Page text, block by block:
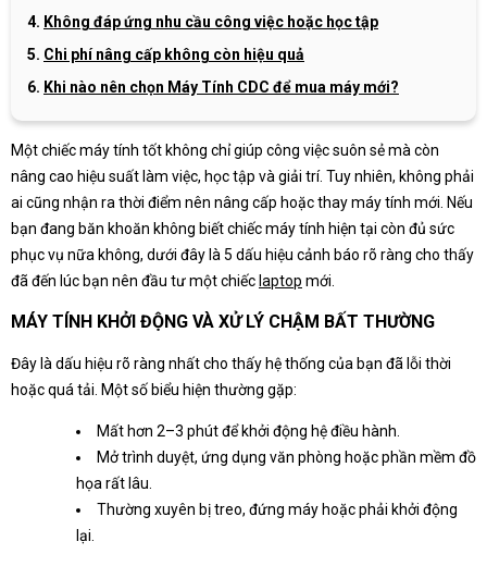
Không đáp ứng nhu cầu công việc hoặc học tập
Chi phí nâng cấp không còn hiệu quả
Khi nào nên chọn Máy Tính CDC để mua máy mới?
Một chiếc máy tính tốt không chỉ giúp công việc suôn sẻ mà còn
nâng cao hiệu suất làm việc, học tập và giải trí. Tuy nhiên, không phải
ai cũng nhận ra thời điểm nên nâng cấp hoặc thay máy tính mới. Nếu
bạn đang băn khoăn không biết chiếc máy tính hiện tại còn đủ sức
phục vụ nữa không, dưới đây là 5 dấu hiệu cảnh báo rõ ràng cho thấy
đã đến lúc bạn nên đầu tư một chiếc laptop mới.
MÁY TÍNH KHỞI ĐỘNG VÀ XỬ LÝ CHẬM BẤT THƯỜNG
Đây là dấu hiệu rõ ràng nhất cho thấy hệ thống của bạn đã lỗi thời
hoặc quá tải. Một số biểu hiện thường gặp:
Mất hơn 2–3 phút để khởi động hệ điều hành.
Mở trình duyệt, ứng dụng văn phòng hoặc phần mềm đồ
họa rất lâu.
Thường xuyên bị treo, đứng máy hoặc phải khởi động
lại.